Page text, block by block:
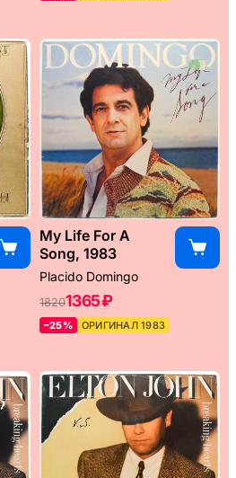
My Life For A
Song, 1983
Placido Domingo
18201365 ₽
–25% ОРИГИНАЛ 1983